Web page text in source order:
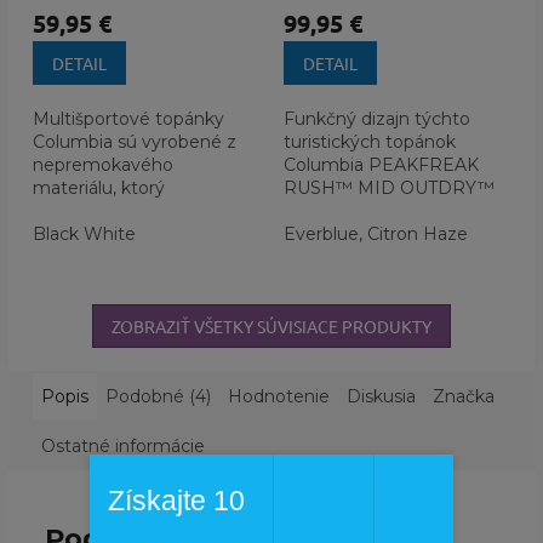
59,95 €
DETAIL
Multišportové topánky
Columbia sú vyrobené z
nepremokavého
materiálu, ktorý
sú odpružené s
Black White
99,95 €
DETAIL
Funkčný dizajn týchto
turistických topánok
Columbia PEAKFREAK
RUSH™ MID OUTDRY™
akúkoľvek výzvu, ktorá sa
Everblue, Citron Haze
ZOBRAZIŤ VŠETKY SÚVISIACE PRODUKTY
Popis Podobné (4) Hodnotenie Diskusia Značka
Ostatné informácie
Získajte 10